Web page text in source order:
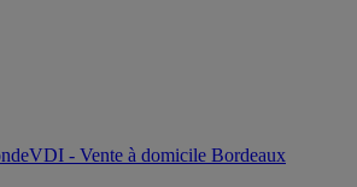
VDI - Vente à domicile Bordeaux